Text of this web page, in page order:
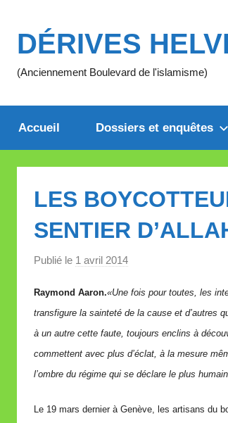
contenu
DÉRIVES
(Anciennement Boulevard de l'islamisme)
Accueil Dossiers et enquêtes
LES
SENTIER
Publié le 1 avril 2014
r
M
i
r
e
l
Raymond Aaron.«Une fois pour toutes, les
transfigure la sainteté de la cause et d’autres
à un autre cette faute, toujours enclins à
commettent avec plus d’éclat, à la mesure
l’ombre du régime qui se déclare le plus
Le 19 mars dernier à Genève, les artisans du